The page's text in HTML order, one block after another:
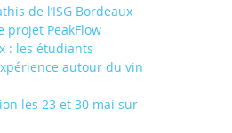
de l’ISG Bordeaux
projet PeakFlow
: les étudiants
autour du vin
les 23 et 30 mai sur